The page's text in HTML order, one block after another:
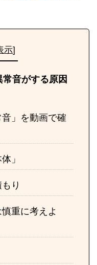
示]
音がする原因
」を動画で確
」
り
重に考えよ